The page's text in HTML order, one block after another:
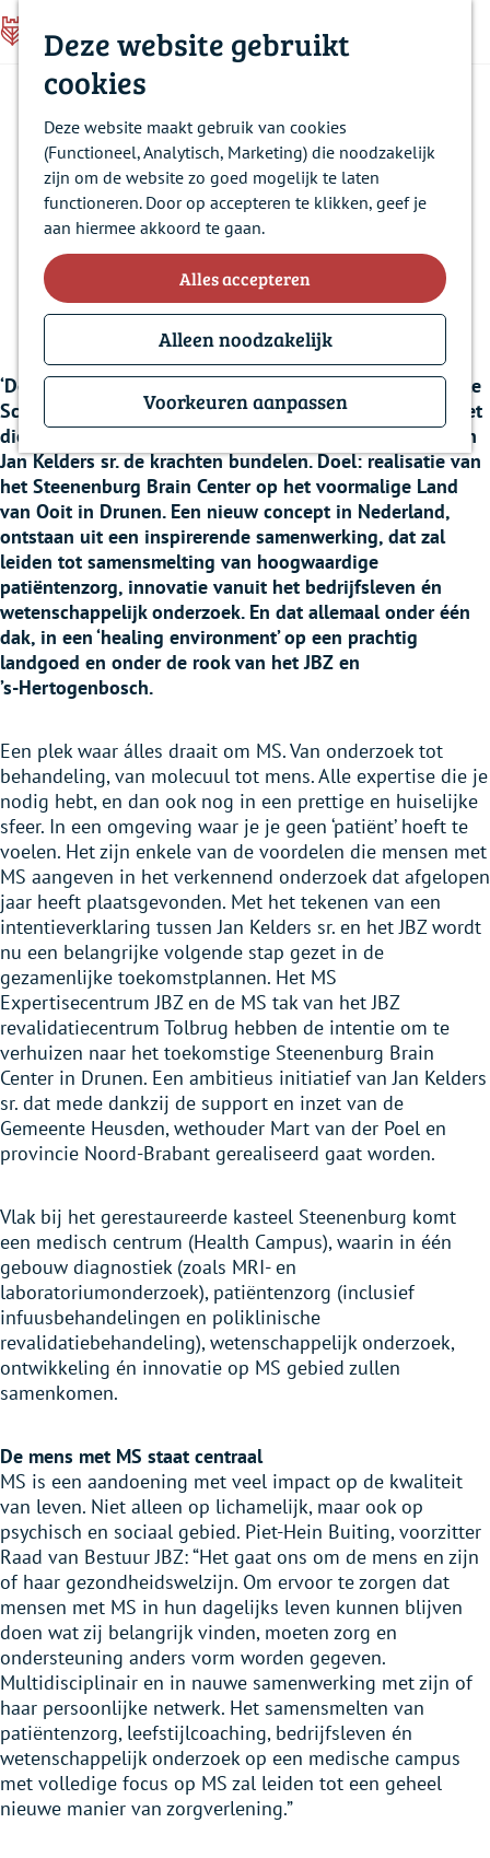
Deze website gebruikt
cookies
Deze website maakt gebruik van cookies
(Functioneel, Analytisch, Marketing) die noodzakelijk
zijn om de website zo goed mogelijk te laten
functioneren. Door op accepteren te klikken, geef je
aan hiermee akkoord te gaan.
Alles accepteren
Alleen noodzakelijk
Voorkeuren aanpassen
a
g
e
Z
o
e
n
M
n
u
C
s
e
Z
k
e
n
Nieuws
Over ons
Veelgestelde vragen
Samen grenzen
verleggen met en voor
mensen met MS
22 april 2021
‘De best-passende zorg bieden aan mensen met Multiple
Sclerose (MS) en samen met hen grenzen verleggen’. Met
die intentie willen het Jeroen Bosch Ziekenhuis (JBZ) en
Jan Kelders sr. de krachten bundelen. Doel: realisatie van
het Steenenburg Brain Center op het voormalige Land
van Ooit in Drunen. Een nieuw concept in Nederland,
ontstaan uit een inspirerende samenwerking, dat zal
leiden tot samensmelting van hoogwaardige
patiëntenzorg, innovatie vanuit het bedrijfsleven én
wetenschappelijk onderzoek. En dat allemaal onder één
dak, in een ‘healing environment’ op een prachtig
landgoed en onder de rook van het JBZ en
’s-Hertogenbosch.
Een plek waar álles draait om MS. Van onderzoek tot
behandeling, van molecuul tot mens. Alle expertise die je
nodig hebt, en dan ook nog in een prettige en huiselijke
sfeer. In een omgeving waar je je geen ‘patiënt’ hoeft te
voelen. Het zijn enkele van de voordelen die mensen met
MS aangeven in het verkennend onderzoek dat afgelopen
jaar heeft plaatsgevonden. Met het tekenen van een
intentieverklaring tussen Jan Kelders sr. en het JBZ wordt
nu een belangrijke volgende stap gezet in de
gezamenlijke toekomstplannen. Het MS
Expertisecentrum JBZ en de MS tak van het JBZ
revalidatiecentrum Tolbrug hebben de intentie om te
verhuizen naar het toekomstige Steenenburg Brain
Center in Drunen. Een ambitieus initiatief van Jan Kelders
sr. dat mede dankzij de support en inzet van de
Gemeente Heusden, wethouder Mart van der Poel en
provincie Noord-Brabant gerealiseerd gaat worden.
Vlak bij het gerestaureerde kasteel Steenenburg komt
een medisch centrum (Health Campus), waarin in één
gebouw diagnostiek (zoals MRI- en
laboratoriumonderzoek), patiëntenzorg (inclusief
infuusbehandelingen en poliklinische
revalidatiebehandeling), wetenschappelijk onderzoek,
ontwikkeling én innovatie op MS gebied zullen
samenkomen.
De mens met MS staat centraal
MS is een aandoening met veel impact op de kwaliteit
van leven. Niet alleen op lichamelijk, maar ook op
psychisch en sociaal gebied. Piet-Hein Buiting, voorzitter
Raad van Bestuur JBZ: “Het gaat ons om de mens en zijn
of haar gezondheidswelzijn. Om ervoor te zorgen dat
mensen met MS in hun dagelijks leven kunnen blijven
doen wat zij belangrijk vinden, moeten zorg en
ondersteuning anders vorm worden gegeven.
Multidisciplinair en in nauwe samenwerking met zijn of
haar persoonlijke netwerk. Het samensmelten van
patiëntenzorg, leefstijlcoaching, bedrijfsleven én
wetenschappelijk onderzoek op een medische campus
met volledige focus op MS zal leiden tot een geheel
nieuwe manier van zorgverlening.”